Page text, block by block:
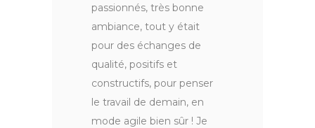
passionnés, très bonne
ambiance, tout y était
pour des échanges de
qualité, positifs et
constructifs, pour penser
le travail de demain, en
mode agile bien sûr ! Je